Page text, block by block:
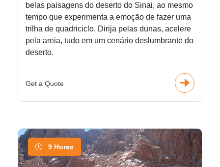
belas paisagens do deserto do Sinai, ao mesmo
tempo que experimenta a emoção de fazer uma
trilha de quadriciclo. Dirija pelas dunas, acelere
pela areia, tudo em um cenário deslumbrante do
deserto.
Get a Quote
9 Horas